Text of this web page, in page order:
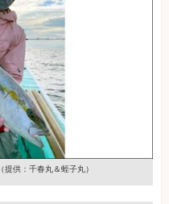
（提供：千春丸＆蛭子丸）